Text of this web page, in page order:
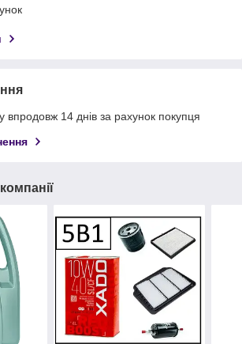
впродовж 14 днів за рахунок покупця